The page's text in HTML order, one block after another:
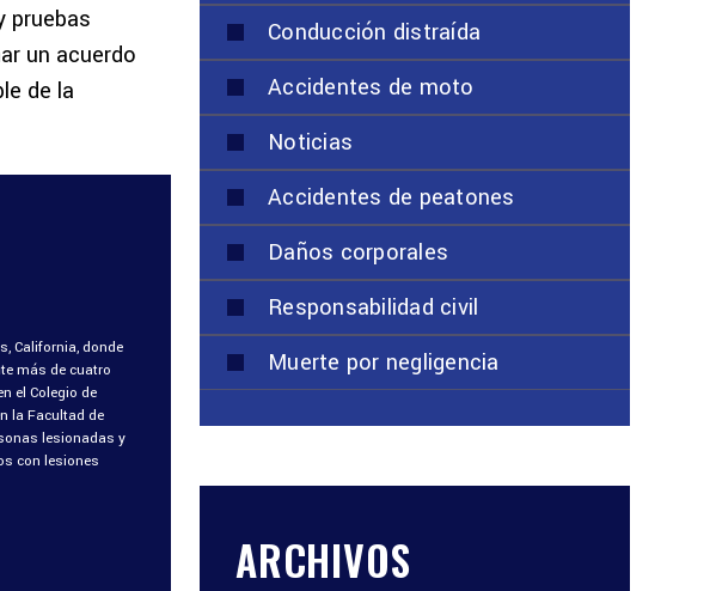
pruebas
un acuerdo
de la
California, donde
más de cuatro
el Colegio de
la Facultad de
lesionadas y
con lesiones
Conducción distraída
Accidentes de moto
Noticias
Accidentes de peatones
Daños corporales
Responsabilidad civil
Muerte por negligencia
ARCHIVOS